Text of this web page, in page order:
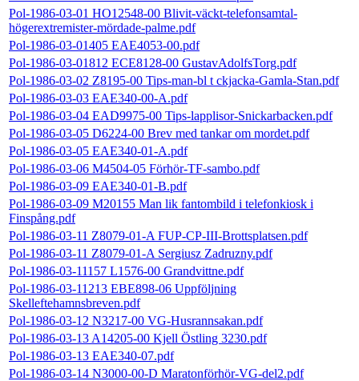
Pol-1986-03-01 HO12548-00 Blivit-väckt-telefonsamtal-
högerextremister-mördade-palme.pdf
Pol-1986-03-01405 EAE4053-00.pdf
Pol-1986-03-01812 ECE8128-00 GustavAdolfsTorg.pdf
Pol-1986-03-02 Z8195-00 Tips-man-bl t ckjacka-Gamla-Stan.pdf
Pol-1986-03-03 EAE340-00-A.pdf
Pol-1986-03-04 EAD9975-00 Tips-lapplisor-Snickarbacken.pdf
Pol-1986-03-05 D6224-00 Brev med tankar om mordet.pdf
Pol-1986-03-05 EAE340-01-A.pdf
Pol-1986-03-06 M4504-05 Förhör-TF-sambo.pdf
Pol-1986-03-09 EAE340-01-B.pdf
Pol-1986-03-09 M20155 Man lik fantombild i telefonkiosk i
Finspång.pdf
Pol-1986-03-11 Z8079-01-A FUP-CP-III-Brottsplatsen.pdf
Pol-1986-03-11 Z8079-01-A Sergiusz Zadruzny.pdf
Pol-1986-03-11157 L1576-00 Grandvittne.pdf
Pol-1986-03-11213 EBE898-06 Uppföljning
Skelleftehamnsbreven.pdf
Pol-1986-03-12 N3217-00 VG-Husrannsakan.pdf
Pol-1986-03-13 A14205-00 Kjell Östling 3230.pdf
Pol-1986-03-13 EAE340-07.pdf
Pol-1986-03-14 N3000-00-D Maratonförhör-VG-del2.pdf